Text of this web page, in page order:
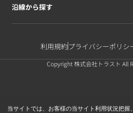
沿線から探す
利用規約プライバシーポリシ
Copyright 株式会社トラスト All
当サイトでは、お客様の当サイト利用状況把握